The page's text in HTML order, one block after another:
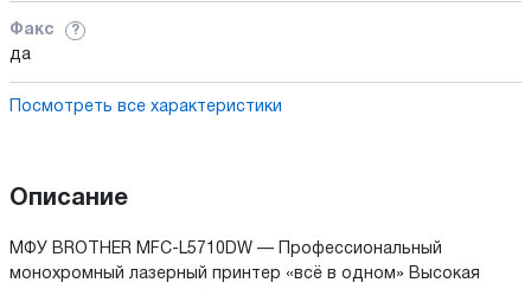
Факс ?
да
Посмотреть все характеристики
Описание
МФУ BROTHER MFC-L5710DW — Профессиональный
монохромный лазерный принтер «всё в одном» Высокая